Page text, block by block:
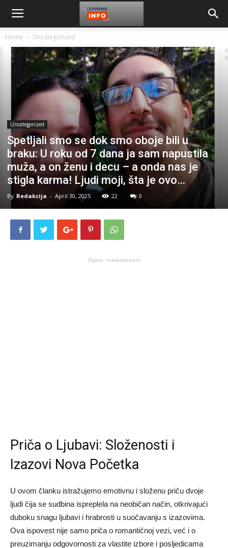
Home Uncategorized
Uncategorized
Spetljali smo se dok smo oboje bili u
braku: U roku od 7 dana ja sam napustila
muža, a on ženu i decu – a onda nas je
stigla karma! Ljudi moji, šta je ovo…
By Redakcija - April 30, 2025 22 0
Oglasi - Advertisement
Priča o Ljubavi: Složenosti i
Izazovi Nova Početka
U ovom članku istražujemo emotivnu i složenu priču dvoje
ljudi čija se sudbina ispreplela na neobičan način, otkrivajući
duboku snagu ljubavi i hrabrosti u suočavanju s izazovima.
Ova ispovest nije samo priča o romantičnoj vezi, već i o
preuzimanju odgovornosti za vlastite izbore i posljedicama